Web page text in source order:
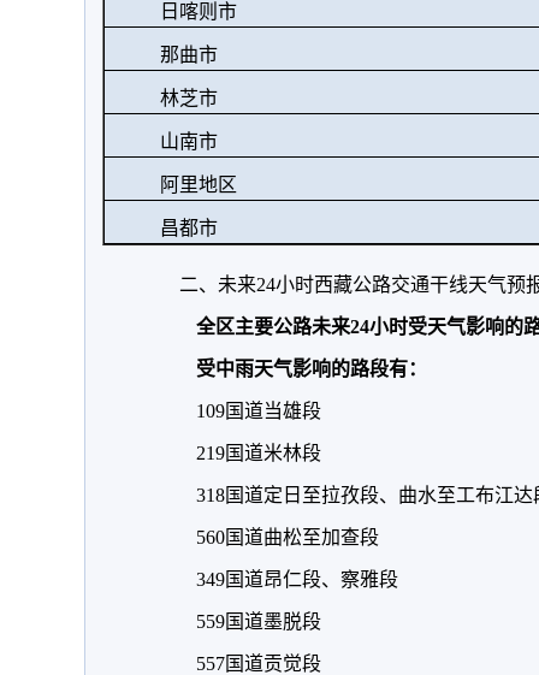
日喀则市
那曲市
林芝市
山南市
阿里地区
昌都市
二、未来24小时西藏公路交通干线天气预
全区主要公路未来24小时受天气影响的
受中雨天气影响的路段有：
109国道当雄段
219国道米林段
318国道定日至拉孜段、曲水至工布江达
560国道曲松至加查段
349国道昂仁段、察雅段
559国道墨脱段
557国道贡觉段